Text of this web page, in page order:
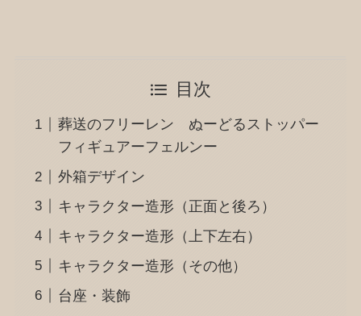
目次
葬送のフリーレン ぬーどるストッパー
フィギュアーフェルンー
外箱デザイン
キャラクター造形（正面と後ろ）
キャラクター造形（上下左右）
キャラクター造形（その他）
台座・装飾